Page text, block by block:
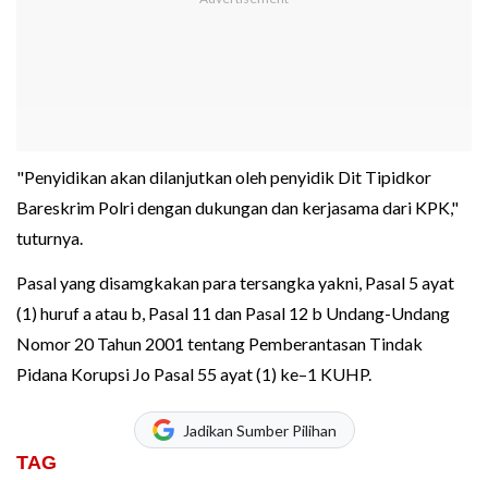
"Penyidikan akan dilanjutkan oleh penyidik Dit Tipidkor
Bareskrim Polri dengan dukungan dan kerjasama dari KPK,"
tuturnya.
Pasal yang disamgkakan para tersangka yakni, Pasal 5 ayat
(1) huruf a atau b, Pasal 11 dan Pasal 12 b Undang-Undang
Nomor 20 Tahun 2001 tentang Pemberantasan Tindak
Pidana Korupsi Jo Pasal 55 ayat (1) ke–1 KUHP.
Jadikan Sumber Pilihan
TAG